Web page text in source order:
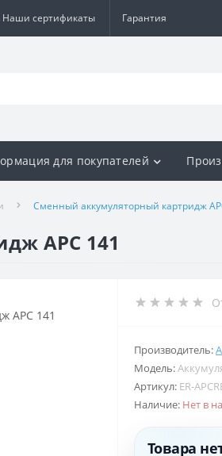
Наши сертификаты Гарантия
для покупателей
Сменный аккумуляторный картридж
APC 141
Производитель:
Модель:
Артикул: ER-
Наличие: Нет в
Товара